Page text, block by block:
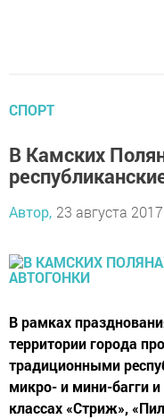
СПОРТ
В Камских
Автор, 23 августа
В рамках
территории города
традиционными
микро- и мини-багги
классах «Стриж»,